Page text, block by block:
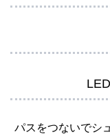
パスをつないでシ